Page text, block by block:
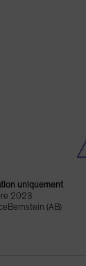
uniquement
2023
(AB)